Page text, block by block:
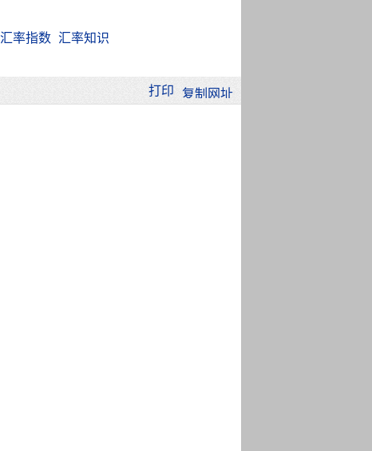
汇率指数 汇率知识
打印